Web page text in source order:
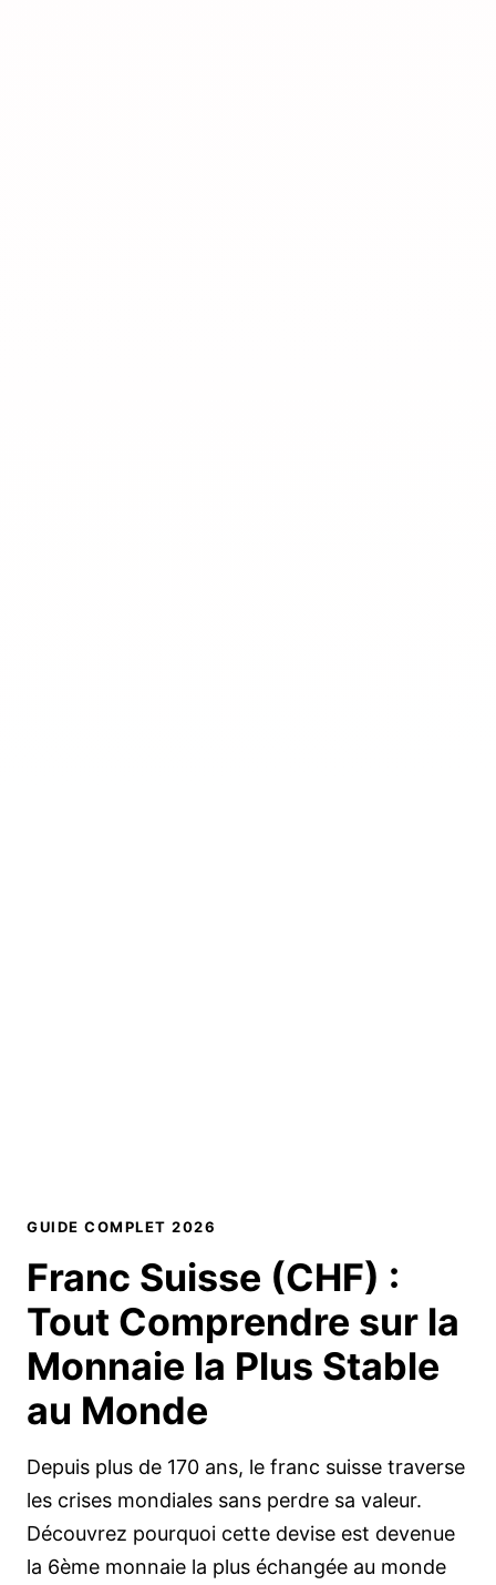
GUIDE COMPLET 2026
Franc Suisse (CHF) :
Tout Comprendre sur la
Monnaie la Plus Stable
au Monde
Depuis plus de 170 ans, le franc suisse traverse
les crises mondiales sans perdre sa valeur.
Découvrez pourquoi cette devise est devenue
la 6ème monnaie la plus échangée au monde